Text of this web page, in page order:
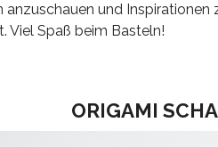
und
Viel Spaß beim Basteln!
ORIGAMI